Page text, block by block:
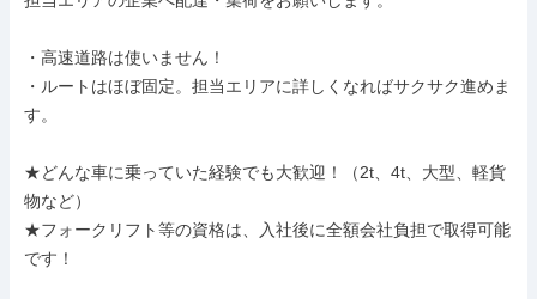
・高速道路は使いません！
・ルートはほぼ固定。担当エリアに詳しくなればサクサク進めま
す。
★どんな車に乗っていた経験でも大歓迎！（2t、4t、大型、軽貨
物など）
★フォークリフト等の資格は、入社後に全額会社負担で取得可能
です！